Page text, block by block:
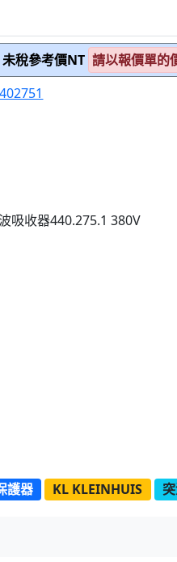
稅參考價NT 請以報價單的
吸收器440.275.1 380V
護器 KL KLEINHUIS